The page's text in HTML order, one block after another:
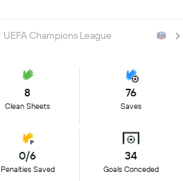
UEFA Champions League
8
Clean Sheets
76
Saves
0/6
Penalties Saved
34
Goals Conceded